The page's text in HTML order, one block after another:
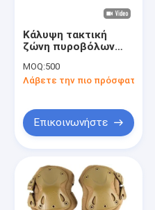
Κάλυψη τακτική
ζώνη πυροβόλων
τα στρατιωτικά
ζητήματα αγώνα
MOQ:500
Λάβετε την πιο πρόσφατη
Επικοινωνήστε